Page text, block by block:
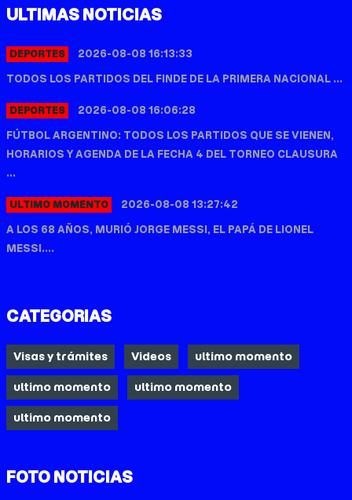
ULTIMAS NOTICIAS
DEPORTES
2026-08-08 16:13:33
TODOS LOS PARTIDOS DEL FINDE DE LA PRIMERA NACIONAL ...
DEPORTES
2026-08-08 16:06:28
FÚTBOL ARGENTINO: TODOS LOS PARTIDOS QUE SE VIENEN,
HORARIOS Y AGENDA DE LA FECHA 4 DEL TORNEO CLAUSURA
...
ULTIMO MOMENTO
2026-08-08 13:27:42
A LOS 68 AÑOS, MURIÓ JORGE MESSI, EL PAPÁ DE LIONEL
MESSI....
CATEGORIAS
Visas y trámites Videos ultimo momento
ultimo momento ultimo momento
ultimo momento
FOTO NOTICIAS